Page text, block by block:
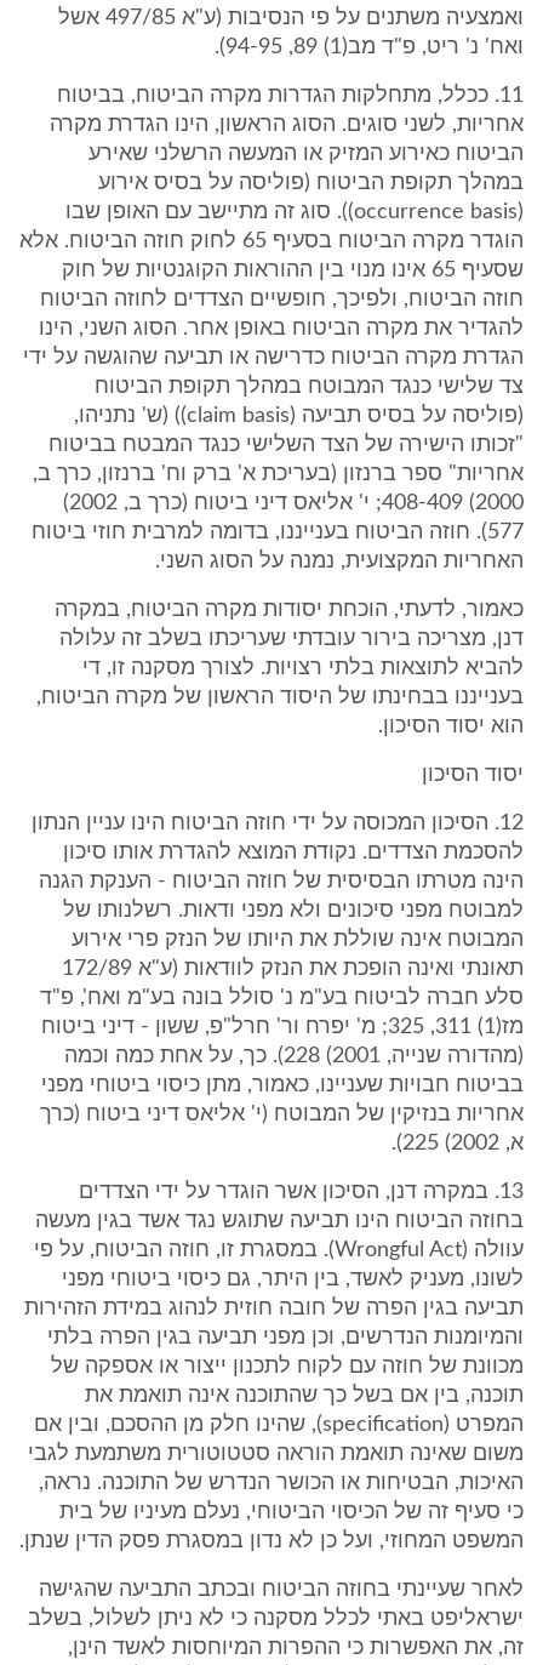
ואמצעיה משתנים על פי הנסיבות (ע"א 497/85 אשל
ואח' נ' ריט, פ"ד מב(1) 89, 94-95).
11. ככלל, מתחלקות הגדרות מקרה הביטוח, בביטוח
אחריות, לשני סוגים. הסוג הראשון, הינו הגדרת מקרה
הביטוח כאירוע המזיק או המעשה הרשלני שאירע
במהלך תקופת הביטוח (פוליסה על בסיס אירוע
(occurrence basis)). סוג זה מתיישב עם האופן שבו
הוגדר מקרה הביטוח בסעיף 65 לחוק חוזה הביטוח. אלא
שסעיף 65 אינו מנוי בין ההוראות הקוגנטיות של חוק
חוזה הביטוח, ולפיכך, חופשיים הצדדים לחוזה הביטוח
להגדיר את מקרה הביטוח באופן אחר. הסוג השני, הינו
הגדרת מקרה הביטוח כדרישה או תביעה שהוגשה על ידי
צד שלישי כנגד המבוטח במהלך תקופת הביטוח
(פוליסה על בסיס תביעה (claim basis)) (ש' נתניהו,
"זכותו הישירה של הצד השלישי כנגד המבטח בביטוח
אחריות" ספר ברנזון (בעריכת א' ברק וח' ברנזון, כרך ב,
2000) 408-409; י' אליאס דיני ביטוח (כרך ב, 2002)
577). חוזה הביטוח בענייננו, בדומה למרבית חוזי ביטוח
האחריות המקצועית, נמנה על הסוג השני.
כאמור, לדעתי, הוכחת יסודות מקרה הביטוח, במקרה
דנן, מצריכה בירור עובדתי שעריכתו בשלב זה עלולה
להביא לתוצאות בלתי רצויות. לצורך מסקנה זו, די
בענייננו בבחינתו של היסוד הראשון של מקרה הביטוח,
הוא יסוד הסיכון.
יסוד הסיכון
12. הסיכון המכוסה על ידי חוזה הביטוח הינו עניין הנתון
להסכמת הצדדים. נקודת המוצא להגדרת אותו סיכון
הינה מטרתו הבסיסית של חוזה הביטוח - הענקת הגנה
למבוטח מפני סיכונים ולא מפני ודאות. רשלנותו של
המבוטח אינה שוללת את היותו של הנזק פרי אירוע
תאונתי ואינה הופכת את הנזק לוודאות (ע"א 172/89
סלע חברה לביטוח בע"מ נ' סולל בונה בע"מ ואח', פ"ד
מז(1) 311, 325; מ' יפרח ור' חרל"פ, ששון - דיני ביטוח
(מהדורה שנייה, 2001) 228). כך, על אחת כמה וכמה
בביטוח חבויות שעניינו, כאמור, מתן כיסוי ביטוחי מפני
אחריות בנזיקין של המבוטח (י' אליאס דיני ביטוח (כרך
א, 2002) 225).
13. במקרה דנן, הסיכון אשר הוגדר על ידי הצדדים
בחוזה הביטוח הינו תביעה שתוגש נגד אשד בגין מעשה
עוולה (Wrongful Act). במסגרת זו, חוזה הביטוח, על פי
לשונו, מעניק לאשד, בין היתר, גם כיסוי ביטוחי מפני
תביעה בגין הפרה של חובה חוזית לנהוג במידת הזהירות
והמיומנות הנדרשים, וכן מפני תביעה בגין הפרה בלתי
מכוונת של חוזה עם לקוח לתכנון ייצור או אספקה של
תוכנה, בין אם בשל כך שהתוכנה אינה תואמת את
המפרט (specification), שהינו חלק מן ההסכם, ובין אם
משום שאינה תואמת הוראה סטטוטורית משתמעת לגבי
האיכות, הבטיחות או הכושר הנדרש של התוכנה. נראה,
כי סעיף זה של הכיסוי הביטוחי, נעלם מעיניו של בית
המשפט המחוזי, ועל כן לא נדון במסגרת פסק הדין שנתן.
לאחר שעיינתי בחוזה הביטוח ובכתב התביעה שהגישה
ישראליפט באתי לכלל מסקנה כי לא ניתן לשלול, בשלב
זה, את האפשרות כי ההפרות המיוחסות לאשד הינן,